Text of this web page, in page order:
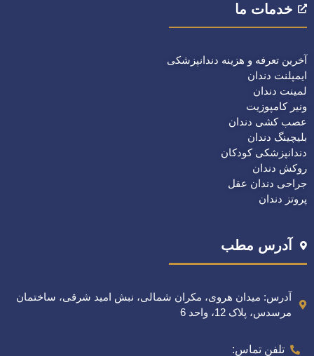
خدمات ما
آخرین تعرفه و هزینه دندانپزشکی
ایمپلنت دندان
لمینت دندان
ونیر کامپوزیت
عصب کشی دندان
بلیچینگ دندان
دندانپزشکی کودکان
روکش دندان
جراحی دندان عقل
پروتز دندان
آدرس مطب
آدرس: میدان هروی، مکران شمالی، نبش امید شرقی، ساختمان
مرسدس، پلاک 12، واحد 6
تلفن تماس: